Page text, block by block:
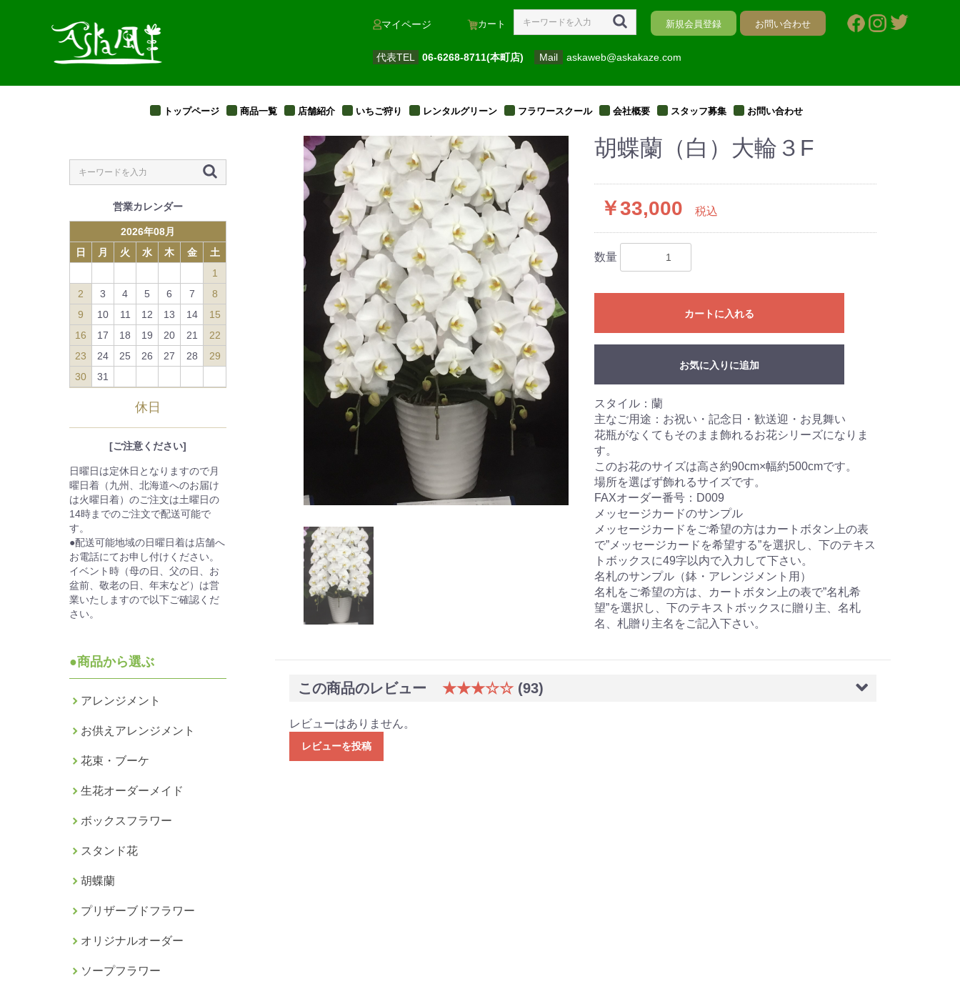
マイページ カート 新規会員登録 お問い合わせ
代表TEL 06-6268-8711(本町店) Mail askaweb@askakaze.com
トップページ 商品一覧 店舗紹介 いちご狩り レンタルグリーン フラワースクール 会社概要 スタッフ募集 お問い合わせ
営業カレンダー
2026年08月
日
月 火 水 木 金
土
1
2
3 4 5 6 7
8
9
10 11 12 13 14
15
16
17 18 19 20 21
22
23
24 25 26 27 28
29
30
31
休日
[ご注意ください]
日曜日は定休日となりますので月
曜日着（九州、北海道へのお届け
は火曜日着）のご注文は土曜日の
14時までのご注文で配送可能で
す。
●配送可能地域の日曜日着は店舗へ
お電話にてお申し付けください。
イベント時（母の日、父の日、お
盆前、敬老の日、年末など）は営
業いたしますので以下ご確認くだ
さい。
●商品から選ぶ
アレンジメント
お供えアレンジメント
花束・ブーケ
生花オーダーメイド
ボックスフラワー
スタンド花
胡蝶蘭
プリザーブドフラワー
オリジナルオーダー
ソープフラワー
胡蝶蘭（白）大輪３F
￥33,000 税込
数量
カートに入れる
お気に入りに追加
スタイル：蘭
主なご用途：お祝い・記念日・歓送迎・お見舞い
花瓶がなくてもそのまま飾れるお花シリーズになりま
す。
このお花のサイズは高さ約90cm×幅約500cmです。
場所を選ばず飾れるサイズです。
FAXオーダー番号：D009
メッセージカードのサンプル
メッセージカードをご希望の方はカートボタン上の表
で”メッセージカードを希望する”を選択し、下のテキス
トボックスに49字以内で入力して下さい。
名札のサンプル（鉢・アレンジメント用）
名札をご希望の方は、カートボタン上の表で”名札希
望”を選択し、下のテキストボックスに贈り主、名札
名、札贈り主名をご記入下さい。
この商品のレビュー ★★★☆☆ (93)
レビューはありません。
レビューを投稿